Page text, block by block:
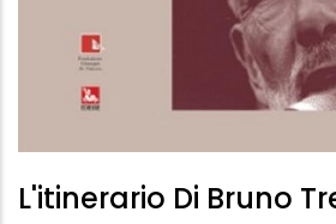
L'itinerario Di Bruno